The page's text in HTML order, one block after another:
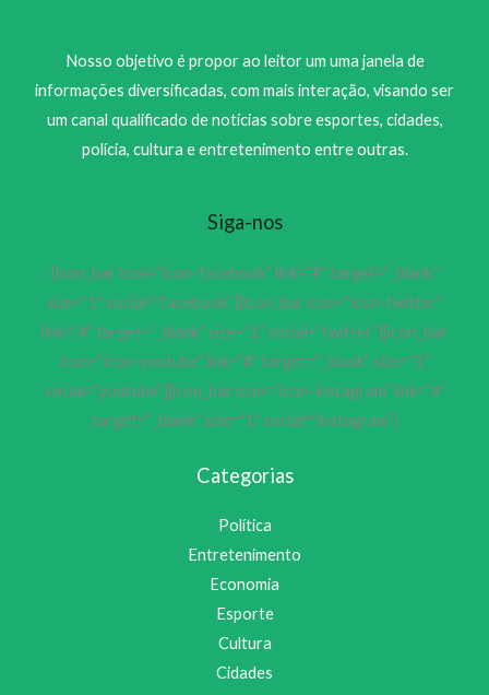
Nosso objetivo é propor ao leitor um uma janela de
informações diversificadas, com mais interação, visando ser
um canal qualificado de notícias sobre esportes, cidades,
polícia, cultura e entretenimento entre outras.
Siga-nos
[icon_bar icon=”icon-facebook” link=”#” target=”_blank”
size=”1″ social=”facebook”][icon_bar icon=”icon-twitter”
link=”#” target=”_blank” size=”1″ social=”twitter”][icon_bar
icon=”icon-youtube” link=”#” target=”_blank” size=”1″
social=”youtube”][icon_bar icon=”icon-instagram” link=”#”
target=”_blank” size=”1″ social=”instagram”]
Categorias
Política
Entretenimento
Economia
Esporte
Cultura
Cidades